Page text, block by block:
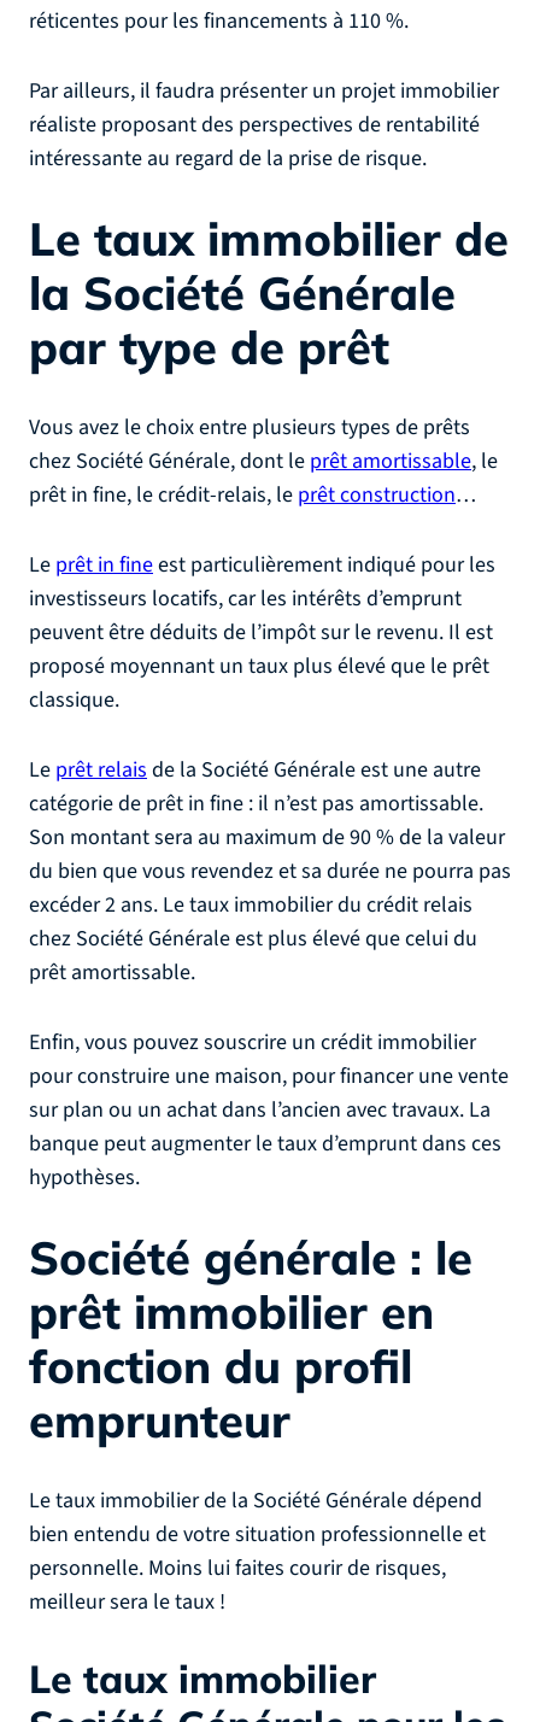
réticentes pour les financements à 110 %.
Par ailleurs, il faudra présenter un projet immobilier
réaliste proposant des perspectives de rentabilité
intéressante au regard de la prise de risque.
Le taux immobilier de
la Société Générale
par type de prêt
Vous avez le choix entre plusieurs types de prêts
chez Société Générale, dont le prêt amortissable, le
prêt in fine, le crédit-relais, le prêt construction…
Le prêt in fineest particulièrement indiqué pour les
investisseurs locatifs, car les intérêts d’emprunt
peuvent être déduits de l’impôt sur le revenu. Il est
proposé moyennant un taux plus élevé que le prêt
classique.
Le prêt relaisde la Société Générale est une autre
catégorie de prêt in fine : il n’est pas amortissable.
Son montant sera au maximum de 90 % de la valeur
du bien que vous revendez et sa durée ne pourra pas
excéder 2 ans. Le taux immobilier du crédit relais
chez Société Générale est plus élevé que celui du
prêt amortissable.
Enfin, vous pouvez souscrire un crédit immobilier
pour construire une maison, pour financer une vente
sur plan ou un achat dans l’ancien avec travaux. La
banque peut augmenter le taux d’emprunt dans ces
hypothèses.
Société générale : le
prêt immobilier en
fonction du profil
emprunteur
Le taux immobilier de la Société Générale dépend
bien entendu de votre situation professionnelle et
personnelle. Moins lui faites courir de risques,
meilleur sera le taux !
Le taux immobilier